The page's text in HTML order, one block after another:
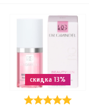
скидка 13%